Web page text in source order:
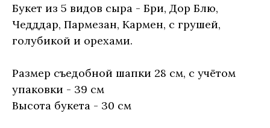
Букет из 5 видов сыра - Бри, Дор Блю,
Чедддар, Пармезан, Кармен, с грушей,
голубикой и орехами.
Размер съедобной шапки 28 см, с учётом
упаковки - 39 см
Высота букета - 30 см